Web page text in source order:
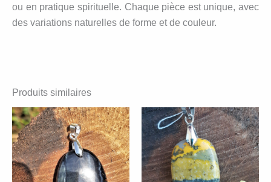
ou en pratique spirituelle. Chaque pièce est unique, avec
des variations naturelles de forme et de couleur.
Produits similaires